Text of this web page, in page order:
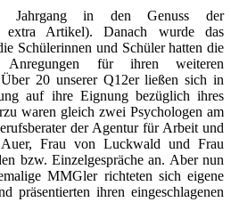
Jahrgang in den Genuss der
extra Artikel). Danach wurde das
Schülerinnen und Schüler hatten die
Anregungen für ihren weiteren
20 unserer Q12er ließen sich in
auf ihre Eignung bezüglich ihres
waren gleich zwei Psychologen am
der Agentur für Arbeit und
Frau von Luckwald und Frau
bzw. Einzelgespräche an. Aber nun
MMGler richteten sich eigene
präsentierten ihren eingeschlagenen